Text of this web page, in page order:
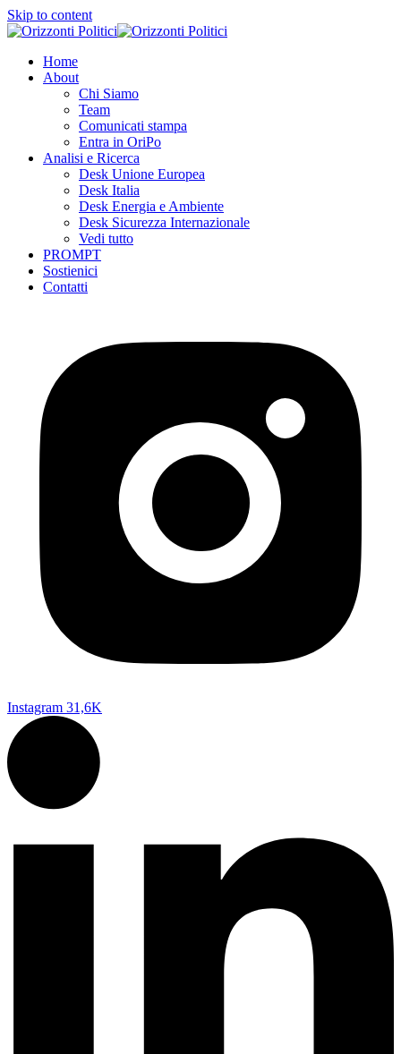
Skip to content
Home
About
Chi Siamo
Team
Comunicati stampa
Entra in OriPo
Analisi e Ricerca
Desk Unione Europea
Desk Italia
Desk Energia e Ambiente
Desk Sicurezza Internazionale
Vedi tutto
PROMPT
Sostienici
Contatti
Instagram 31,6K